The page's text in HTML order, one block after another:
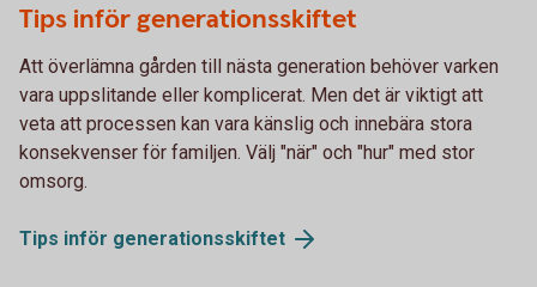
Tips inför generationsskiftet
Att överlämna gården till nästa generation behöver varken
vara uppslitande eller komplicerat. Men det är viktigt att
veta att processen kan vara känslig och innebära stora
konsekvenser för familjen. Välj "när" och "hur" med stor
omsorg.
Tips inför generationsskiftet